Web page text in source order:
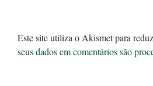
Este site utiliza o Akismet para
seus dados em comentários são